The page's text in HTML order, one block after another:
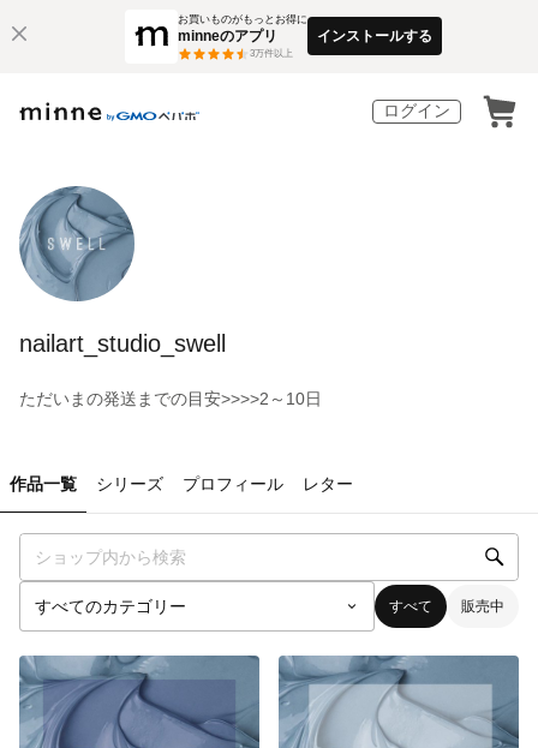
お買いものがもっとお得に
minneのアプリ
3万件以上
インストールする
ログイン
nailart_studio_swell
ただいまの発送までの目安>>>>2～10日
作品一覧 シリーズ プロフィール レター
すべて 販売中